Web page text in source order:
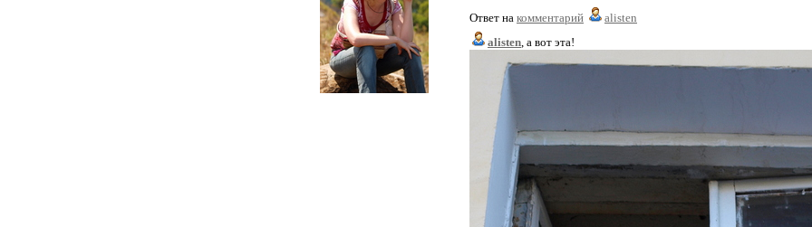
Ответ на комментарий
alisten
alisten, а вот эта!